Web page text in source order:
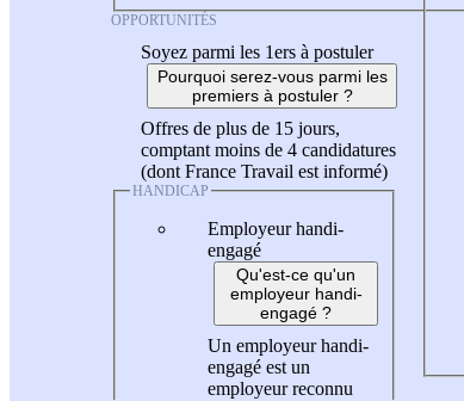
OPPORTUNITÉS
Soyez parmi les 1ers à postuler
Pourquoi serez-vous parmi les
premiers à postuler ?
Offres de plus de 15 jours,
comptant moins de 4 candidatures
(dont France Travail est informé)
HANDICAP
Employeur handi-
engagé
Qu'est-ce qu'un
employeur handi-
engagé ?
Un employeur handi-
engagé est un
employeur reconnu